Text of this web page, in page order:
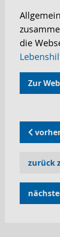
die
Zur
zurück